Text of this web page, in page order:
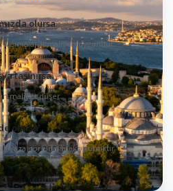
olursa
taşımaların maliyeti uygundur
taşınırsa
maliyet düşer
olursa
yaza göre daha ekonomiktir